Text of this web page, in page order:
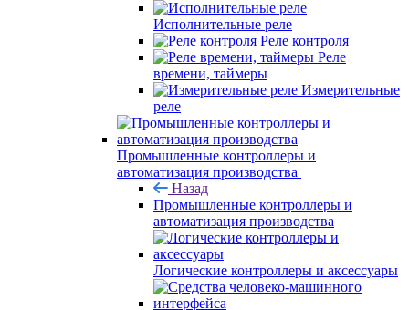
Исполнительные реле
Реле контроля
Реле
времени, таймеры
Измерительные
реле
Промышленные контроллеры и
автоматизация производства
Назад
Промышленные контроллеры и
автоматизация производства
Логические контроллеры и аксессуары